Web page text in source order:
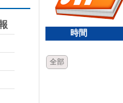
時間
全部